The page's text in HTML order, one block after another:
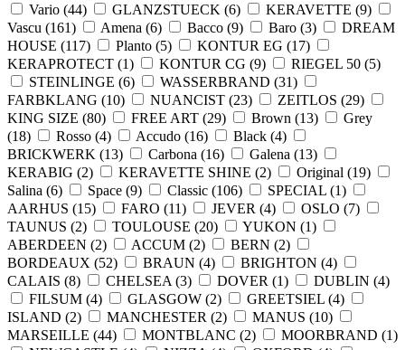
Vario (44) GLANZSTUECK (6) KERAVETTE (9)
Vascu (161) Amena (6) Bacco (9) Baro (3)
DREAM
HOUSE (117) Planto (5) KONTUR EG (17)
KERAPROTECT (1) KONTUR СG (9) RIEGEL 50 (5)
STEINLINGE (6) WASSERBRAND (31)
FARBKLANG (10) NUANCIST (23) ZEITLOS (29)
KING SIZE (80) FREE ART (29) Brown (13)
Grey
(18) Rosso (4) Accudo (16) Black (4)
BRICKWERK (13) Carbona (16) Galena (13)
KERABIG (2) KERAVETTE SHINE (2) Original (19)
Salina (6) Space (9) Classic (106) SPECIAL (1)
AARHUS (15) FARO (11) JEVER (4) OSLO (7)
TAUNUS (2) TOULOUSE (20) YUKON (1)
ABERDEEN (2) ACCUM (2) BERN (2)
BORDEAUX (52) BRAUN (4) BRIGHTON (4)
CALAIS (8) CHELSEA (3) DOVER (1) DUBLIN (4)
FILSUM (4) GLASGOW (2) GREETSIEL (4)
ISLAND (2) MANCHESTER (2) MANUS (10)
MARSEILLE (44) MONTBLANC (2) MOORBRAND (1)